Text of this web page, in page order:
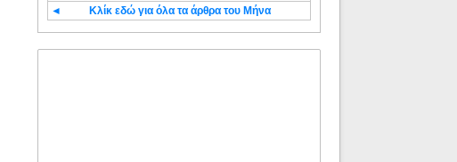
◄ Κλίκ εδώ για όλα τα άρθρα του Μήνα